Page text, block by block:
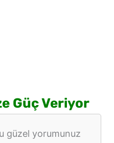
Güç Veriyor
güzel yorumunuz